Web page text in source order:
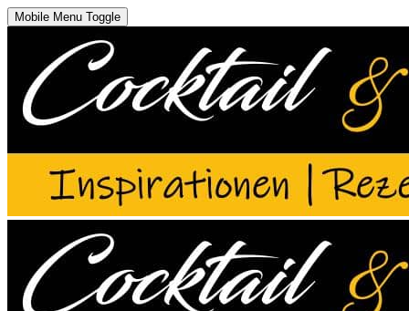
Mobile Menu Toggle